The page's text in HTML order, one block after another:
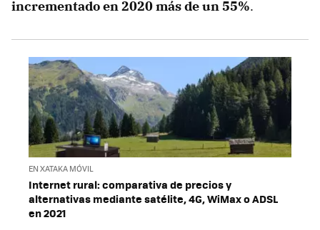
incrementado en 2020 más de un 55%.
EN XATAKA MÓVIL
Internet rural: comparativa de precios y
alternativas mediante satélite, 4G, WiMax o ADSL
en 2021